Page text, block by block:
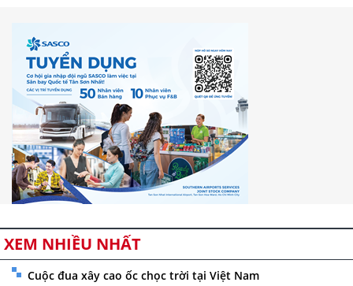
XEM NHIỀU NHẤT
Cuộc đua xây cao ốc chọc trời tại Việt Nam